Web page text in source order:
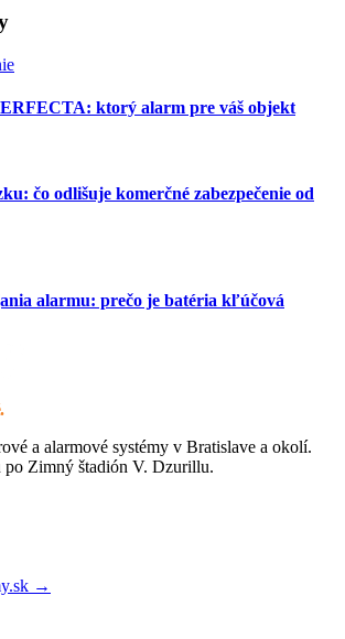
ktorý alarm pre váš objekt
čo odlišuje komerčné zabezpečenie od
alarmu: prečo je batéria kľúčová
a alarmové systémy v Bratislave a okolí.
po Zimný štadión V. Dzurillu.
→